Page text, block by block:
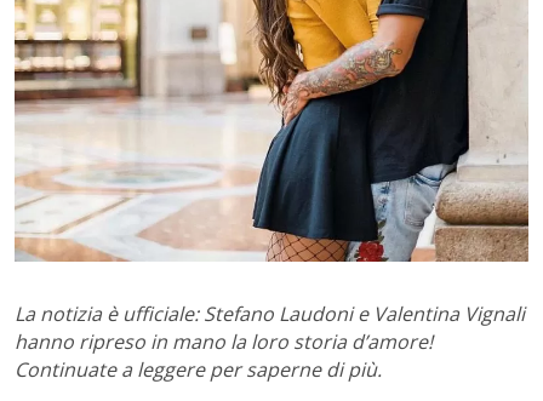
La notizia è ufficiale: Stefano Laudoni e Valentina Vignali
hanno ripreso in mano la loro storia d’amore!
Continuate a leggere per saperne di più.